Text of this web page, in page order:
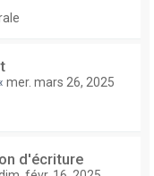
mer. mars 26, 2025
d'écriture